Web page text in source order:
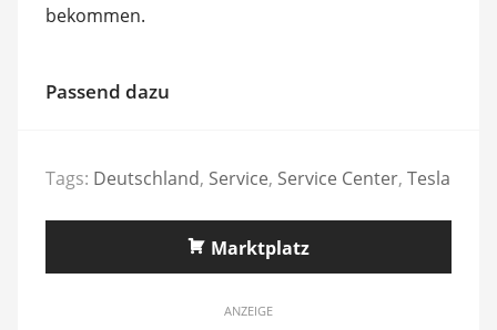
bekommen.
Passend dazu
Tags: Deutschland, Service, Service Center, Tesla
Marktplatz
ANZEIGE